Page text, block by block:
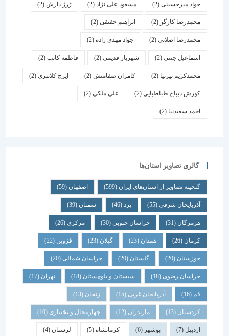
جواد میرحسینی(2) مسعود علی نژاد(2) ژرژ دارش (2)
محمدرضا کارگر(2) ابراهیم حقیقی(2)
محمدرضا اصلانی(2) جواد مهدی زاده(2)
اسماعیل جنتی(2) شهریار قدیمی(2) فاطمه کاتب(2)
محمدکریم پیرنیا (2) کامران صفامنش(2) ایرج کلانتری (2)
کورش دیباج طباطبایی(2) علی ملکی(2)
احمد سعیدنیا (2)
گالری تصاویر استان‌ها
گنجینه تصاویر از استان‌های ایران(599) اصفهان (59)
آذربایجان شرقی(55) یزد سمنان (39)
هرمزگان(31) خراسان جنوبی(30) مرکزی (26)
همدان گیلان قزوین
خوزستان(20) گلستان (20) خراسان شمالی(20)
خراسان رضوی(18) سیستان و بلوچستان(18) تهران
آذربایجان غربی(15) زنجان
کردستان(13) مازندران(12) چهارمحال و بختیاری (10)
بوشهر کرمانشاه(5) لرستان (4)